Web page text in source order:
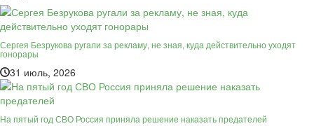
Сергея Безрукова ругали за рекламу, не зная, куда действительно уходят
гонорары
31 июль, 2026
На пятый год СВО Россия приняла решение наказать предателей